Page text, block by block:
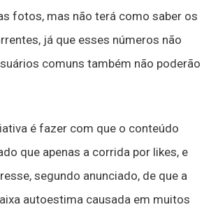
fotos, mas não terá como saber os
já que esses números não
comuns também não poderão
é fazer com que o conteúdo
que apenas a corrida por likes, e
segundo anunciado, de que a
autoestima causada em muitos